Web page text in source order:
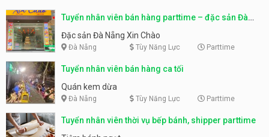
Tuyển nhân viên bán hàng parttime – đặc sản Đà
Nẵng
Đặc sản Đà Nẵng Xin Chào
Đà Nẵng Tùy Năng Lực Parttime
Tuyển nhân viên bán hàng ca tối
Quán kem dừa
Đà Nẵng Tùy Năng Lực Parttime
Tuyển nhân viên thời vụ bếp bánh, shipper parttime